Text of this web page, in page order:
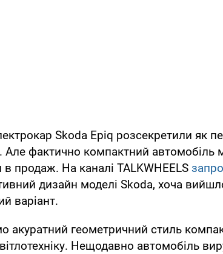
Skoda Epiq розсекретили як
Але фактично компактний автомобіль
продаж. На каналі TALKWHEELS
дизайн моделі Skoda, хоча
варіант.
акуратний геометричний стиль
Нещодавно автомобіль